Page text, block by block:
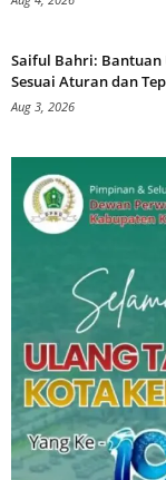
Saiful Bahri: Bantuan
Sesuai Aturan dan
Aug 3, 2026